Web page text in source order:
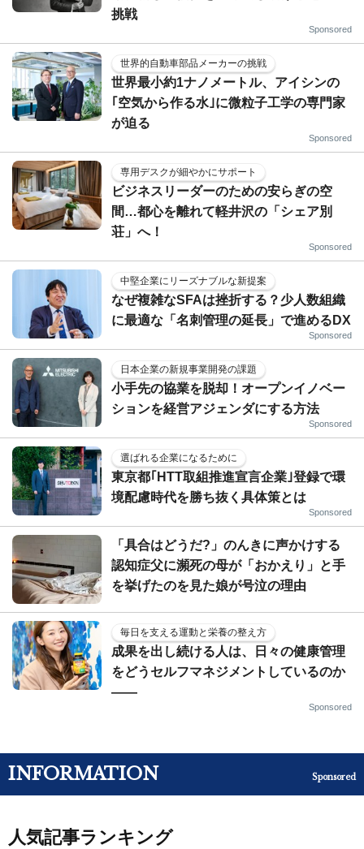
挑戦
Sponsored
世界的自動車部品メーカーの挑戦
世界最小約1ナノメートル、アイシンの
｢空気から作る水｣に微粒子工学の専門家
が迫る
Sponsored
専用デスクが細やかにサポート
ビジネスリーダーのための安らぎの空
間…都心を離れて軽井沢の「シェア別
荘」へ！
Sponsored
中堅企業にリーズナブルな新提案
なぜ複雑なSFAは挫折する？少人数組織
に最適な「名刺管理の延長」で進めるDX
Sponsored
日本企業の新規事業開発の課題
小手先の協業を脱却！オープンイノベー
ションを経営アジェンダにする方法
Sponsored
選ばれる企業になるために
東京都｢HTT取組推進宣言企業｣登録で環
境配慮時代を勝ち抜く具体策とは
Sponsored
「具合はどうだ?」のんきに声かけする
認知症父に瀕死の母が「おかえり」と手
を挙げたのを見た娘が号泣の理由
毎日を支える運動と栄養の整え方
成果を出し続ける人は、日々の健康管理
をどうセルフマネジメントしているのか
——
Sponsored
INFORMATION Sponsored
人気記事ランキング